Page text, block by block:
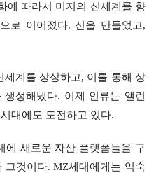
에 따라서 미지의 신세계를 향
로 이어졌다. 신을 만들었고,
계를 상상하고, 이를 통해 상
성해냈다. 이제 인류는 앨런
대에도 도전하고 있다.
에 새로운 자산 플랫폼들을 구
그것이다. MZ세대에게는 익숙